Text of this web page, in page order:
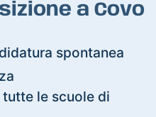
a Covo
spontanea
le scuole di